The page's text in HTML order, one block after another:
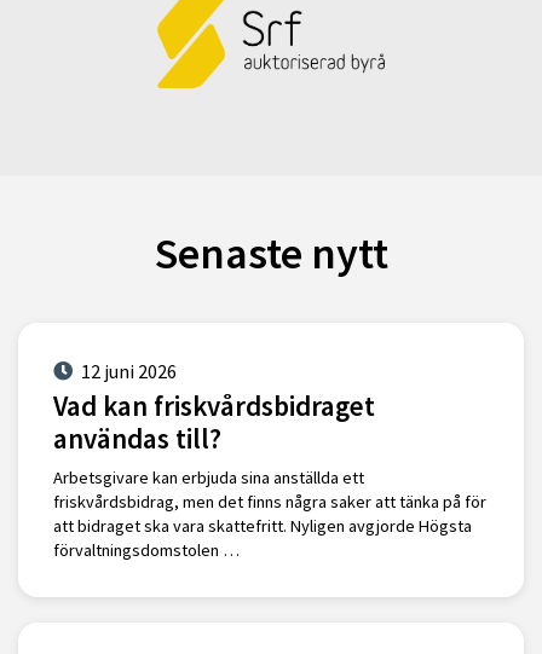
Senaste nytt
12 juni 2026
Vad kan friskvårdsbidraget
användas till?
Arbetsgivare kan erbjuda sina anställda ett
friskvårdsbidrag, men det finns några saker att tänka på för
att bidraget ska vara skattefritt. Nyligen avgjorde Högsta
förvaltningsdomstolen …